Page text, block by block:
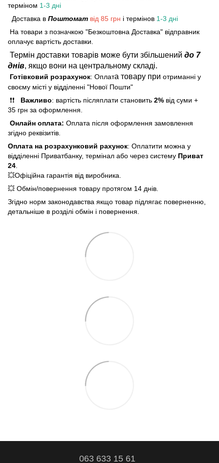
терміном 1-3 дні
Доставка в Поштомат від 85 грн і термінов 1-3 дні
На товари з позначкою "Безкоштовна Доставка" відправник
оплачує вартість доставки.
Термін доставки товарів може бути збільшений до 7
днів, якщо вони на центральному складі.
Готівковий розрахунок: Оплата товару при отриманні у
своєму місті у відділенні "Нової Пошти"
❗❗ Важливо: вартість післяплати становить 2% від суми +
35 грн за оформлення.
Онлайн оплата: Оплата після оформлення замовлення
згідно реквізитів.
Оплата на розрахунковий рахунок: Оплатити можна у
відділенні Приватбанку, термінал або через систему Приват
24
💥Офіційна гарантія від виробника.
💥 Обмін/повернення товару протягом 14 днів.
Згідно норм законодавства якщо товар підлягає поверненню,
детальніше в розділі обмін і повернення.
063 633 15 61